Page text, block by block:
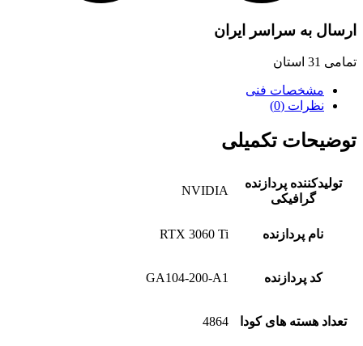
سراسر ایران
فنی
تکمیلی
پردازنده
NVIDIA
RTX 3060 Ti
GA104-200-A1
های کودا 4864